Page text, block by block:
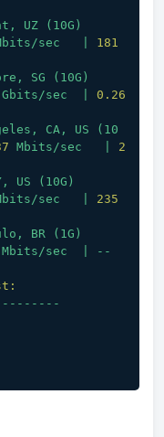
UZ
(10G)
sec
181
SG
(10G)
Gbits/sec
0.26
CA, US
(10
Mbits/sec
2
US
(10G)
sec
235
BR
(1G)
Mbits/sec --